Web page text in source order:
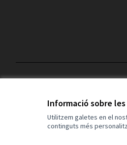
Informació sobre
Utilitzem galetes en el
continguts més
(Enllaç extern)